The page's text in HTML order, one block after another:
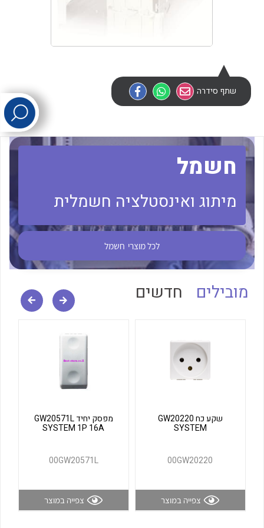
לכל מוצרי היצרן לכל מוצרי היצרן
שתף סידרה
חשמל
מיתוג ואינסטלציה חשמלית
לכל מוצרי חשמל
מובילים חדשים
שקע כח GW20220
SYSTEM
00GW20220
צפייה במוצר
מפסק יחיד GW20571L
SYSTEM 1P 16A
00GW20571L
צפייה במוצר